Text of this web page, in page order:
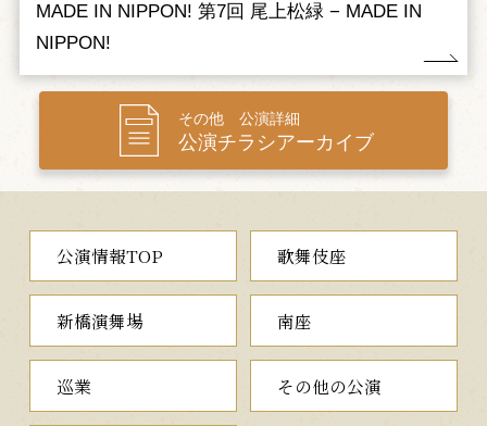
す。集慶もまた、彼女と過ごした、美しく、甘く切ない日々を思
い出すのでした。しかし、集慶はその煩悩を払い退けます。そし
て、松明の炎が燃え盛る二月堂の内陣で、練行衆と共に、降り注
ぐ火の粉を物ともせず、達陀の行法に勤しむのでした。
「お水取り」で知られる東大寺二月堂の修二会の行を題材に、
昭和四十二年二月、二世尾上松緑（藤間勘齋）が振付を施し、自
ら演じた作品。東大寺に伝わる僧集慶と青衣の女人の伝説が巧み
ダイナミックな群舞は圧巻。迫力溢れる名作に、当代松緑が、時
蔵の青衣の女人を得て、初役で挑戦する楽しみな舞台です。
夜の部
MADE IN NIPPON! 第7回 尾上松緑 − MADE IN
NIPPON!
その他 公演詳細
公演チラシアーカイブ
公演情報TOP 歌舞伎座
新橋演舞場 南座
巡業 その他の公演